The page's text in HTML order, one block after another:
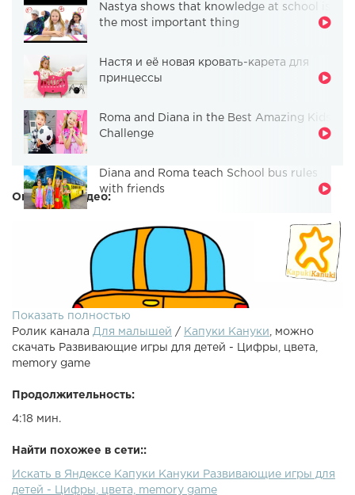
Nastya shows that knowledge at school is
the most important thing
Настя и её новая кровать-карета для
принцессы
Roma and Diana in the Best Amazing Kids
Challenge
Diana and Roma teach School bus rules
with friends
Описание видео:
детей ждут зрителей в этом мультики про машинку.
раскраску, выбираем машинку правильной формы
(пытаемся вставить в рамочку картинки трактора,
Показать полностью
Ролик канала Для малышей / Капуки Кануки
, можно
скачать Развивающие игры для детей - Цифры, цвета,
memory game
Продолжительность:
4:18 мин.
Найти похожее в сети::
Искать в Яндексе Капуки Кануки Развивающие игры для
детей - Цифры, цвета, memory game